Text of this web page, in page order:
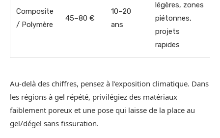
Composite
/ Polymère
45–80 €
10–20
ans
légères, zones
piétonnes,
projets
rapides
Au-delà des chiffres, pensez à l’exposition climatique. Dans
les régions à gel répété, privilégiez des matériaux
faiblement poreux et une pose qui laisse de la place au
gel/dégel sans fissuration.